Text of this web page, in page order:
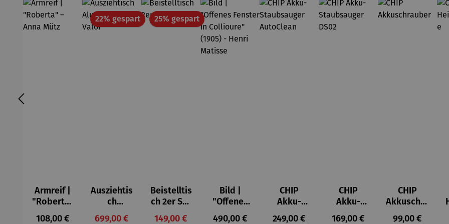
Armreif |
"Roberta"
– Anna
Regulärer Preis:
108,00 €
22% gespartRabatt
Ausziehtis
ch
Aluminium
Verkaufspreis:
699,00 €
25% gespartRabatt
Beistelltis
ch 2er Set
– Dalias
Verkaufspreis:
149,00 €
Bild |
"Offenes
Fenster in
Regulärer Preis:
490,00 €
CHIP
Akku-
Staubsau
Regulärer Preis:
249,00 €
CHIP
Akku-
Staubsau
Regulärer Preis:
169,00 €
CHIP
Akkuschra
uber
Regulärer
99,00 €